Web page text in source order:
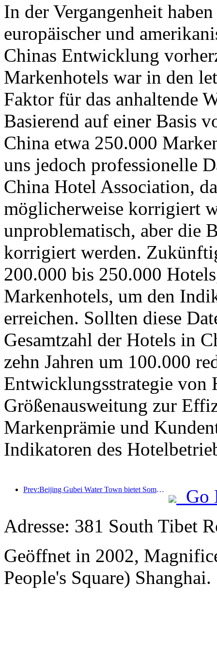
In der Vergangenheit
europäischer und
Chinas Entwicklung
Markenhotels war in den
Faktor für das anhaltende
Basierend auf einer Basis
China etwa 250.000
uns jedoch professionelle
China Hotel Association,
möglicherweise korrigiert
unproblematisch, aber die
korrigiert werden.
200.000 bis 250.000
Markenhotels, um den
erreichen. Sollten diese
Gesamtzahl der Hotels in
zehn Jahren um 100.000
Entwicklungsstrategie von
Größenausweitung zur
Markenprämie und
Indikatoren des
Prev:Beijing Gubei Water Town bietet Sommer-Touristenrabatte an
Go
Adresse: 381 South Tibet
Geöffnet in 2002,
People's Square) Shanghai.